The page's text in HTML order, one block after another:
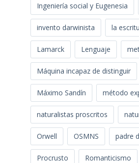
Ingeniería social y Eugenesia
invento darwinista la
Lamarck Lenguaje
Máquina incapaz de distinguir
Máximo Sandín método
naturalistas proscritos
Orwell OSMNS padre
Procrusto Romanticismo